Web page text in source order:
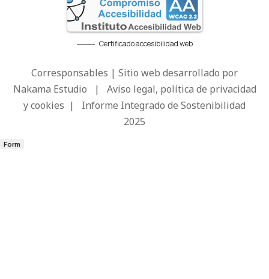
Certificado accesibilidad web
Corresponsables | Sitio web desarrollado por
Nakama Estudio | Aviso legal, política de privacidad
y cookies | Informe Integrado de Sostenibilidad
2025
Form